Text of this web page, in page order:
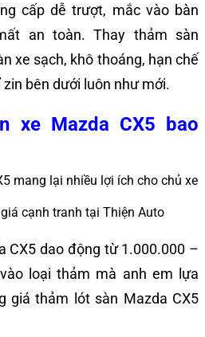
cấp dễ trượt, mắc vào bàn
an toàn. Thay thảm sàn
xe sạch, khô thoáng, hạn chế
bên dưới luôn như mới.
xe Mazda CX5 bao
cạnh tranh tại Thiện Auto
CX5 dao động từ 1.000.000 –
loại thảm mà anh em lựa
giá thảm lót sàn Mazda CX5